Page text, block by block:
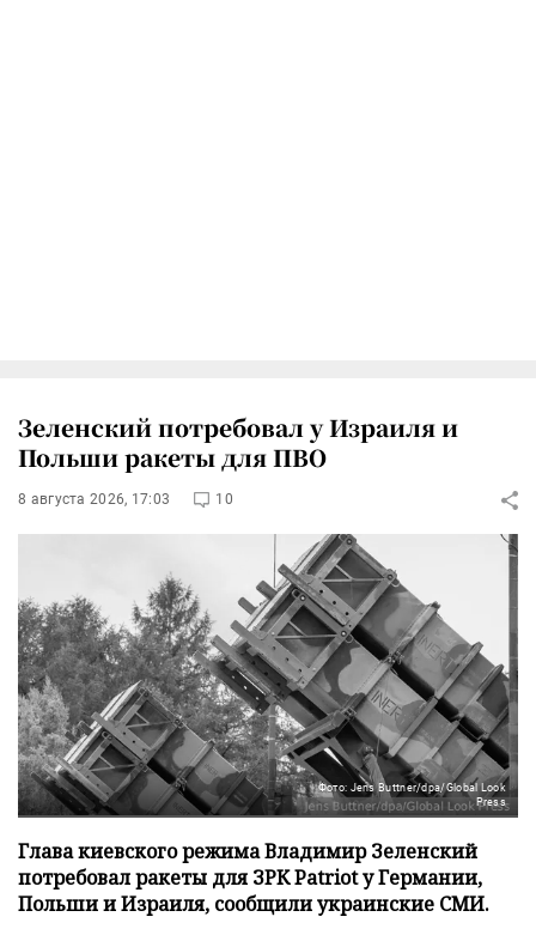
Зеленский потребовал у Израиля и
Польши ракеты для ПВО
8 августа 2026, 17:03 10
Фото: Jens Buttner/dpa/Global Look
Press
Глава киевского режима Владимир Зеленский
потребовал ракеты для ЗРК Patriot у Германии,
Польши и Израиля, сообщили украинские СМИ.